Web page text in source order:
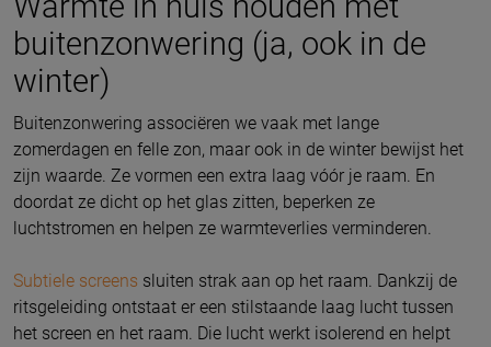
buitenzonwering (ja, ook in de
winter)
Buitenzonwering associëren we vaak met lange
zomerdagen en felle zon, maar ook in de winter bewijst het
zijn waarde. Ze vormen een extra laag vóór je raam. En
doordat ze dicht op het glas zitten, beperken ze
luchtstromen en helpen ze warmteverlies verminderen.
Subtiele screens sluiten strak aan op het raam. Dankzij de
ritsgeleiding ontstaat er een stilstaande laag lucht tussen
het screen en het raam. Die lucht werkt isolerend en helpt